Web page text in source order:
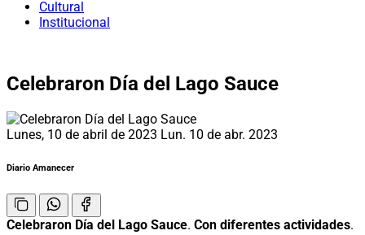
Cultural
Institucional
Celebraron Día del Lago Sauce
Lunes, 10 de abril de 2023 Lun. 10 de abr. 2023
Diario Amanecer
Celebraron Día del Lago Sauce. Con diferentes actividades.